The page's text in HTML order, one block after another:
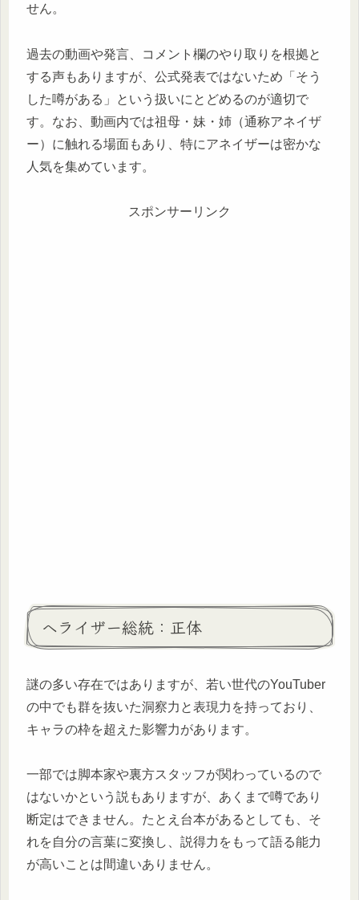
せん。
過去の動画や発言、コメント欄のやり取りを根拠と
する声もありますが、公式発表ではないため「そう
した噂がある」という扱いにとどめるのが適切で
す。なお、動画内では祖母・妹・姉（通称アネイザ
ー）に触れる場面もあり、特にアネイザーは密かな
人気を集めています。
スポンサーリンク
ヘライザー総統：正体
謎の多い存在ではありますが、若い世代のYouTuber
の中でも群を抜いた洞察力と表現力を持っており、
キャラの枠を超えた影響力があります。
一部では脚本家や裏方スタッフが関わっているので
はないかという説もありますが、あくまで噂であり
断定はできません。たとえ台本があるとしても、そ
れを自分の言葉に変換し、説得力をもって語る能力
が高いことは間違いありません。